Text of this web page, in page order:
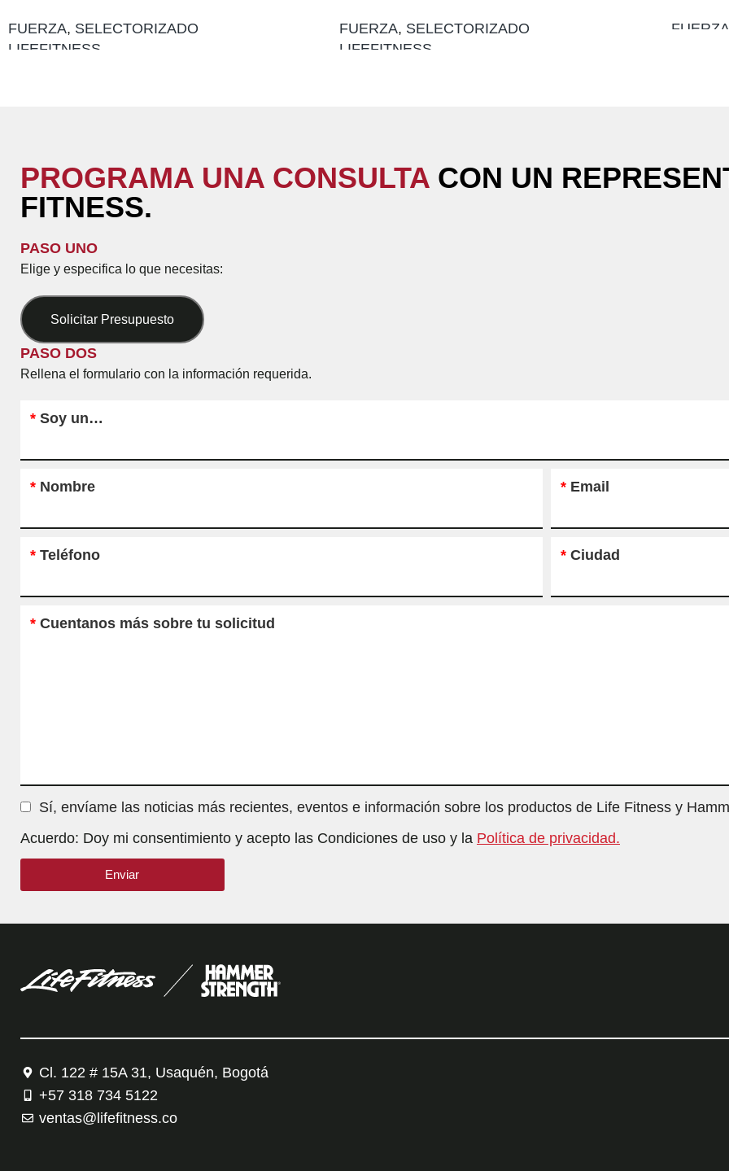
FUERZA, SELECTORIZADO
LIFEFITNESS
FUERZA, SELECTORIZADO
LIFEFITNESS
FUERZA
PROGRAMA UNA CONSULTA CON UN
FITNESS.
PASO UNO
Elige y especifica lo que necesitas:
Solicitar Presupuesto
PASO DOS
Rellena el formulario con la información requerida.
* Soy un…
* Nombre *Email
* Teléfono *Ciudad
* Cuentanos más sobre tu solicitud
Sí, envíame las noticias más recientes, eventos e información sobre los productos de Life Fitness y
Acuerdo: Doy mi consentimiento y acepto las Condiciones de uso y la Política de privacidad.
Enviar
Cl. 122 # 15A 31, Usaquén, Bogotá
+57 318 734 5122
ventas@lifefitness.co